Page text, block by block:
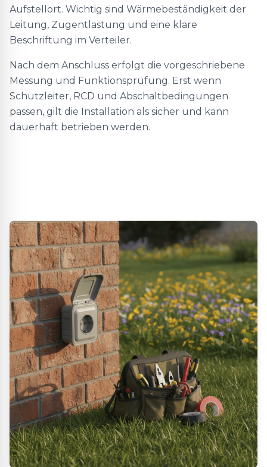
Aufstellort. Wichtig sind Wärmebeständigkeit der
Leitung, Zugentlastung und eine klare
Beschriftung im Verteiler.
Nach dem Anschluss erfolgt die vorgeschriebene
Messung und Funktionsprüfung. Erst wenn
Schutzleiter, RCD und Abschaltbedingungen
passen, gilt die Installation als sicher und kann
dauerhaft betrieben werden.